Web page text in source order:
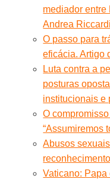
mediador entre
Andrea Riccardi
O passo para
eficácia. Artigo
Luta contra a
posturas
institucionais e
O
“Assumiremos
Abusos
Vaticano: